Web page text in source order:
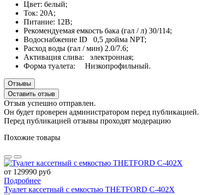
Цвет: белый;
Ток: 20А;
Питание: 12В;
Рекомендуемая емкость бака (гал / л) 30/114;
Водоснабжение ID 0,5 дюйма NPT;
Расход воды (гал / мин) 2.0/7.6;
Активация слива: электронная;
Форма туалета: Низкопрофильный.
Отзывы
Оставить отзыв
Отзыв успешно отправлен.
Он будет проверен администратором перед публикацией.
Перед публикацией отзывы проходят модерацию
Похожие товары
от 129990 руб
Подробнее
Туалет кассетный с емкостью THETFORD C-402X